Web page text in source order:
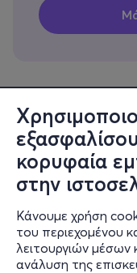
κορυφαία
στην
Κάνουμε χρήση
του περιεχομένου
λειτουργιών μέσων
ανάλυση της
Πληροφορίες
Υποστήριξη
Stay Connected